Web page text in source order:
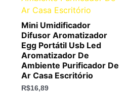
Mini Umidificador
Difusor Aromatizador
Egg Portátil Usb Led
Aromatizador De
Ambiente Purificador De
Ar Casa Escritório
R$16,89